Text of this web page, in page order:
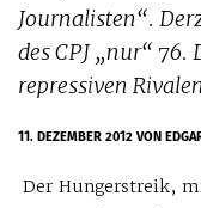
Journalisten“.
des CPJ „nur“
repressiven
11. DEZEMBER 2012VON
Der Hungerstreik,